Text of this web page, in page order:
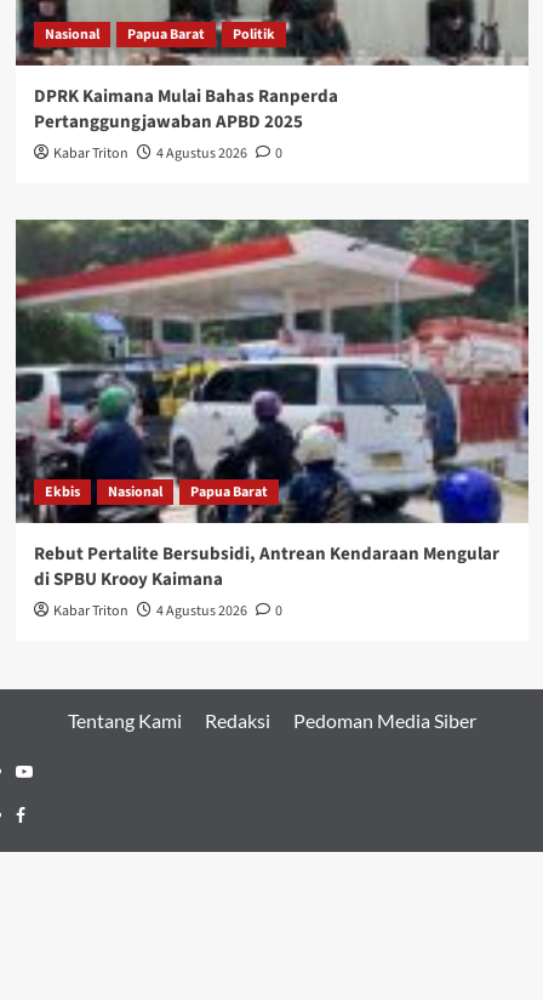
Nasional Papua Barat Politik
DPRK Kaimana Mulai Bahas Ranperda
Pertanggungjawaban APBD 2025
Kabar Triton 4 Agustus 2026 0
Ekbis Nasional Papua Barat
Rebut Pertalite Bersubsidi, Antrean Kendaraan Mengular
di SPBU Krooy Kaimana
Kabar Triton 4 Agustus 2026 0
Tentang Kami Redaksi Pedoman Media Siber
Youtube
Facebook
Twitter